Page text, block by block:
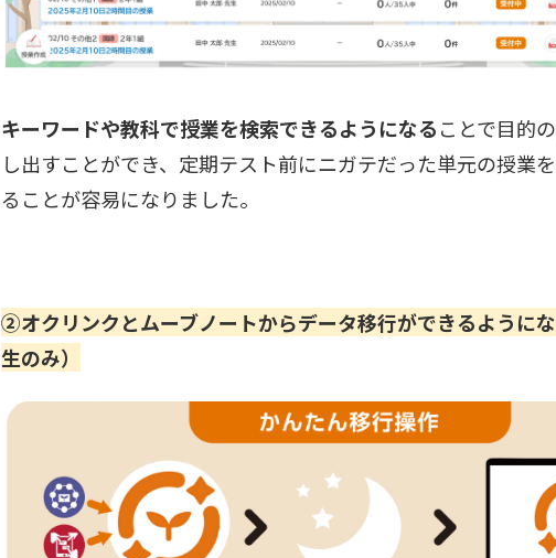
キーワードや教科で授業を検索できるようになることで目的
し出すことができ、定期テスト前にニガテだった単元の授業
ることが容易になりました。
②オクリンクとムーブノートからデータ移行ができるように
生のみ）